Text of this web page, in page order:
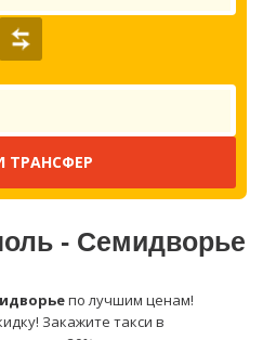
- Семидворье
по лучшим ценам!
Закажите такси в